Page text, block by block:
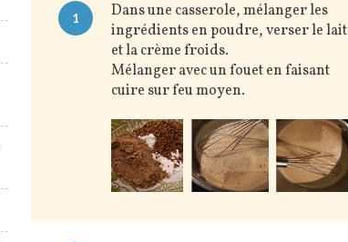
1
Dans une casserole, mélanger les
ingrédients en poudre, verser le lait
et la crème froids.
Mélanger avec un fouet en faisant
cuire sur feu moyen.